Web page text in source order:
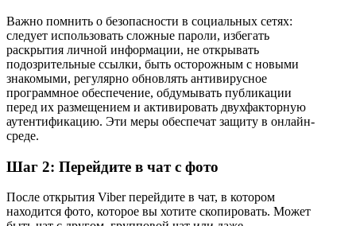
Важно помнить о безопасности в социальных сетях:
следует использовать сложные пароли, избегать
раскрытия личной информации, не открывать
подозрительные ссылки, быть осторожным с новыми
знакомыми, регулярно обновлять антивирусное
программное обеспечение, обдумывать публикации
перед их размещением и активировать двухфакторную
аутентификацию. Эти меры обеспечат защиту в онлайн-
среде.
Шаг 2: Перейдите в чат с фото
После открытия Viber перейдите в чат, в котором
находится фото, которое вы хотите скопировать. Может